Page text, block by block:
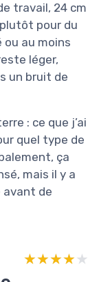
travail, 24 cm
pour du
au moins
léger,
un bruit de
: ce que j’ai
quel type de
ça
mais il y a
avant de
★★★★★
★★★★★